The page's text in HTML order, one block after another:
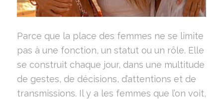
Parce que la place des femmes ne se limite
pas à une fonction, un statut ou un rôle. Elle
se construit chaque jour, dans une multitude
de gestes, de décisions, d’attentions et de
transmissions. Il y a les femmes que l’on voit,